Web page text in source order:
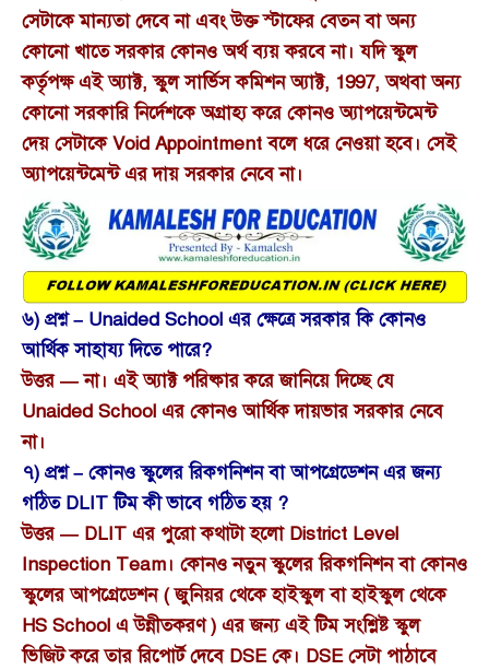
সেটাকে মান্যতা দেবে না এবং উক্ত স্টাফের বেতন বা অন্য
কোনো খাতে সরকার কোনও অর্থ ব্যয় করবে না। যদি স্কুল
কর্তৃপক্ষ এই অ্যাক্ট, স্কুল সার্ভিস কমিশন অ্যাক্ট, 1997, অথবা অন্য
কোনো সরকারি নির্দেশকে অগ্রাহ্য করে কোনও অ্যাপয়েন্টমেন্ট
দেয় সেটাকে Void Appointment বলে ধরে নেওয়া হবে। সেই
অ্যাপয়েন্টমেন্ট এর দায় সরকার নেবে না।
৬) প্রশ্ন – Unaided School এর ক্ষেত্রে সরকার কি কোনও
আর্থিক সাহায্য দিতে পারে?
উত্তর — না। এই অ্যাক্ট পরিষ্কার করে জানিয়ে দিচ্ছে যে
Unaided School এর কোনও আর্থিক দায়ভার সরকার নেবে
না।
৭) প্রশ্ন – কোনও স্কুলের রিকগনিশন বা আপগ্রেডেশন এর জন্য
গঠিত DLIT টিম কী ভাবে গঠিত হয় ?
উত্তর — DLIT এর পুরো কথাটা হলো District Level
Inspection Team। কোনও নতুন স্কুলের রিকগনিশন বা কোনও
স্কুলের আপগ্রেডেশন ( জুনিয়র থেকে হাইস্কুল বা হাইস্কুল থেকে
HS School এ উন্নীতকরণ ) এর জন্য এই টিম সংশ্লিষ্ট স্কুল
ভিজিট করে তার রিপোর্ট দেবে DSE কে। DSE সেটা পাঠাবে